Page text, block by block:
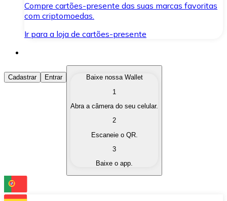
Compre cartões-presente das suas marcas favoritas
com criptomoedas.
Ir para a loja de cartões-presente
Comprar Criptomoedas
Compre as criptomoedas de seu interesse de forma
Converta suas criptomoedas em moeda fiduciária
Troque uma criptomoeda por outra
Cadastrar Entrar
Baixe nossa Wallet
1
Abra a câmera do seu celular.
2
Escaneie o QR.
3
Baixe o app.